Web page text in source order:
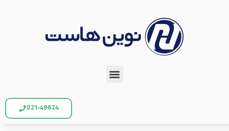
021-49624